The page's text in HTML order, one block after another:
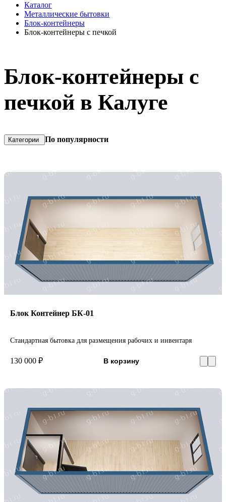
Каталог
Металлические бытовки
Блок-контейнеры
Блок-контейнеры с печкой
Блок-контейнеры с
печкой в Калуге
Категории По популярности
Блок Контейнер БК-01
Стандартная бытовка для размещения рабочих и инвентаря
130 000 ₽ В корзину